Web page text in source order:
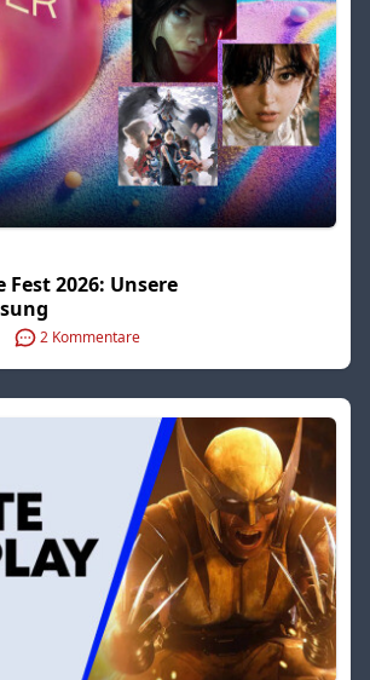
Fest 2026: Unsere
2 Kommentare